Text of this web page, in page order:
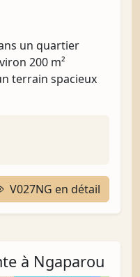
un quartier
200 m²
terrain spacieux
V027NG en détail
à Ngaparou